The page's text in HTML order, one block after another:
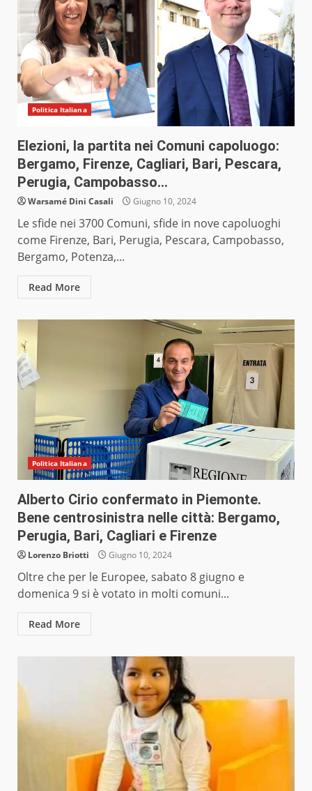
Politica Italiana
Elezioni, la partita nei Comuni capoluogo:
Bergamo, Firenze, Cagliari, Bari, Pescara,
Perugia, Campobasso…
Warsamé Dini Casali Giugno 10, 2024
Le sfide nei 3700 Comuni, sfide in nove capoluoghi
come Firenze, Bari, Perugia, Pescara, Campobasso,
Bergamo, Potenza,...
Read More
Politica Italiana
Alberto Cirio confermato in Piemonte.
Bene centrosinistra nelle città: Bergamo,
Perugia, Bari, Cagliari e Firenze
Lorenzo Briotti Giugno 10, 2024
Oltre che per le Europee, sabato 8 giugno e
domenica 9 si è votato in molti comuni...
Read More